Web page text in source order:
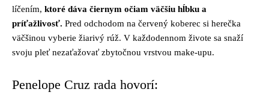
líčením, ktoré dáva čiernym očiam väčšiu hĺbku a
príťažlivosť. Pred odchodom na červený koberec si herečka
väčšinou vyberie žiarivý rúž. V každodennom živote sa snaží
svoju pleť nezaťažovať zbytočnou vrstvou make-upu.
Penelope Cruz rada hovorí: